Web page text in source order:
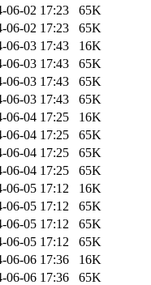
06-02 17:23
65K
06-02 17:23
65K
06-03 17:43
16K
06-03 17:43
65K
06-03 17:43
65K
06-03 17:43
65K
06-04 17:25
16K
06-04 17:25
65K
06-04 17:25
65K
06-04 17:25
65K
06-05 17:12
16K
06-05 17:12
65K
06-05 17:12
65K
06-05 17:12
65K
06-06 17:36
16K
06-06 17:36
65K